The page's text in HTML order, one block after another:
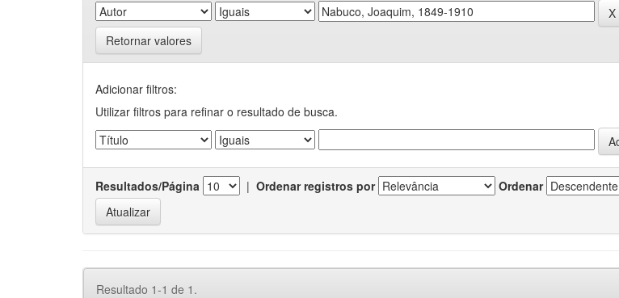
Retornar valores
Adicionar filtros:
Utilizar filtros para refinar o resultado de busca.
Resultados/Página | Ordenar registros por Ordenar
Resultado 1-1 de 1.